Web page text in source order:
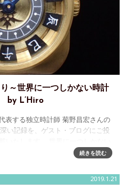
～世界に一つしかない時計
by L’Hiro
表する独立時計師 菊野昌宏さんの
い記録を、ゲスト・ブログにご投
続きを読む
2019.1.21